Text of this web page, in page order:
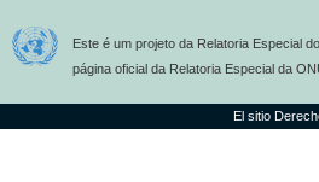
Este é um projeto da Relatoria Especial
página oficial da Relatoria Especial da
El sitio